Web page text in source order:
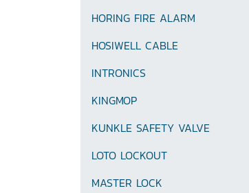
HORING FIRE ALARM
HOSIWELL CABLE
INTRONICS
KINGMOP
KUNKLE SAFETY VALVE
LOTO LOCKOUT
MASTER LOCK